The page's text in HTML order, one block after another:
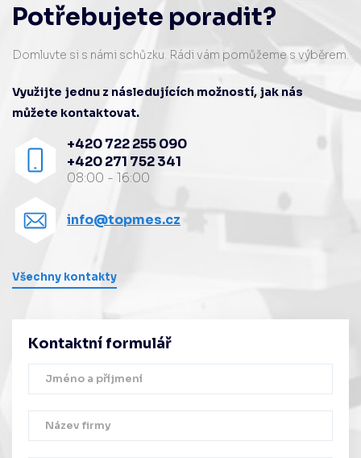
Potřebujete poradit?
Domluvte si s námi schůzku. Rádi vám pomůžeme s výběrem.
Využijte jednu z následujících možností, jak nás
můžete kontaktovat.
+420 722 255 090
+420 271 752 341
08:00 - 16:00
info@topmes.cz
Všechny kontakty
Kontaktní formulář